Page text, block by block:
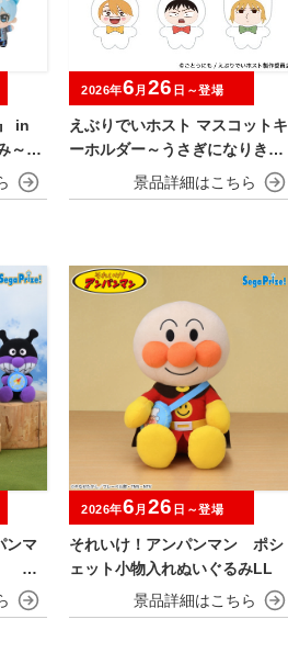
in
～チ
えぶりでいホスト マスコットキ
ーホルダー～うさぎになりきら
2026年6 月 26 日～登場
ンマ
ぬ
それいけ！アンパンマン ポシ
ェット小物入れぬいぐるみLL
2026年6 月 26 日～登場